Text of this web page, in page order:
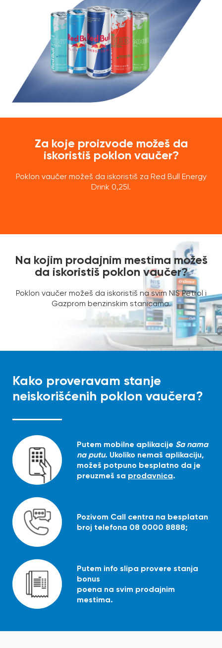
Za koje proizvode možeš da
iskoristiš poklon vaučer?
Poklon vaučer možeš da iskoristiš za Red Bull Energy
Drink 0,25l.
Na kojim prodajnim mestima možeš
da iskoristiš poklon vaučer?
Poklon vaučer možeš da iskoristiš na svim NIS Petrol i
Gazprom benzinskim stanicama.
Kako proveravam stanje
neiskorišćenih poklon vaučera?
Putem mobilne aplikacije Sa nama
na putu. Ukoliko nemaš aplikaciju,
možeš potpuno besplatno da je
preuzmeš sa prodavnica.
Pozivom Call centra na besplatan
broj telefona 08 0000 8888;
Putem info slipa provere stanja
bonus
poena na svim prodajnim
mestima.